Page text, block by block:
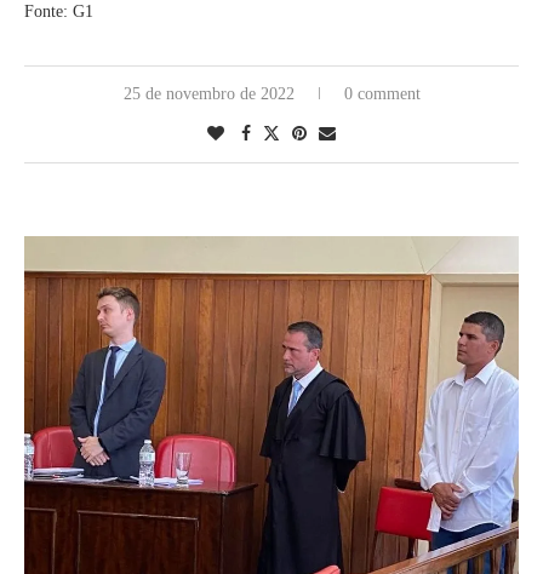
Fonte: G1
25 de novembro de 2022 0 comment